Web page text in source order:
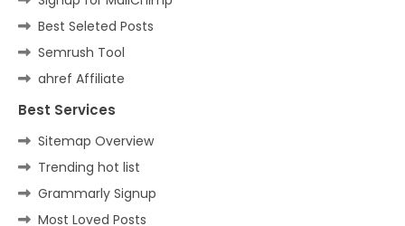
Best Seleted Posts
Semrush Tool
ahref Affiliate
Best Services
Sitemap Overview
Trending hot list
Grammarly Signup
Most Loved Posts